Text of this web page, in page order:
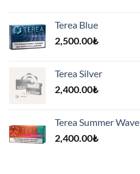
Terea Blue
2,500.00₺
Terea Silver
2,400.00₺
Terea Summer Wave
2,400.00₺